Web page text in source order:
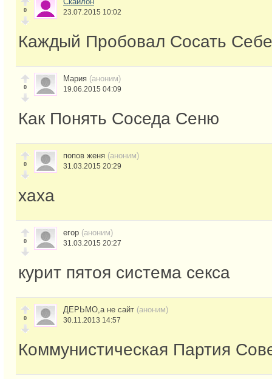
0 23.07.2015 10:02
Каждый Пробовал Сосать Себе
0
Мария (аноним)
19.06.2015 04:09
Как Понять Соседа Сеню
0
попов женя (аноним)
31.03.2015 20:29
хаха
0
егор (аноним)
31.03.2015 20:27
курит пятоя система секса
0
ДЕРЬМО,а не сайт (аноним)
30.11.2013 14:57
Коммунистическая Партия